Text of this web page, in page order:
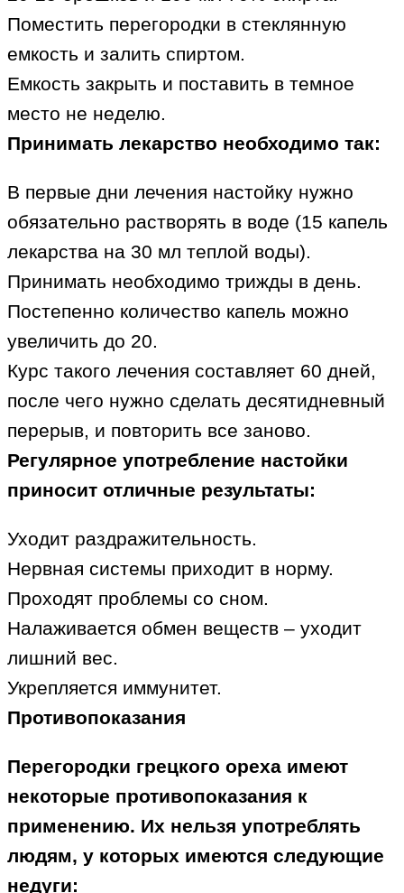
Поместить перегородки в стеклянную
емкость и залить спиртом.
Емкость закрыть и поставить в темное
место не неделю.
Принимать лекарство необходимо так:
В первые дни лечения настойку нужно
обязательно растворять в воде (15 капель
лекарства на 30 мл теплой воды).
Принимать необходимо трижды в день.
Постепенно количество капель можно
увеличить до 20.
Курс такого лечения составляет 60 дней,
после чего нужно сделать десятидневный
перерыв, и повторить все заново.
Регулярное употребление настойки
приносит отличные результаты:
Уходит раздражительность.
Нервная системы приходит в норму.
Проходят проблемы со сном.
Налаживается обмен веществ – уходит
лишний вес.
Укрепляется иммунитет.
Противопоказания
Перегородки грецкого ореха имеют
некоторые противопоказания к
применению. Их нельзя употреблять
людям, у которых имеются следующие
недуги: